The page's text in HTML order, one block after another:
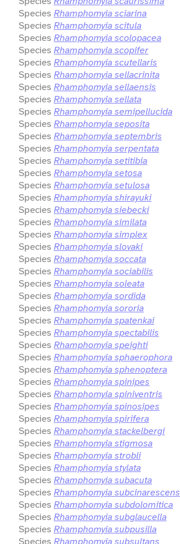
Species Rhamphomyia sciarina
Species Rhamphomyia scitula
Species Rhamphomyia scolopacea
Species Rhamphomyia scopifer
Species Rhamphomyia scutellaris
Species Rhamphomyia sellacrinita
Species Rhamphomyia sellaensis
Species Rhamphomyia sellata
Species Rhamphomyia semipellucida
Species Rhamphomyia seposita
Species Rhamphomyia septembris
Species Rhamphomyia serpentata
Species Rhamphomyia setitibia
Species Rhamphomyia setosa
Species Rhamphomyia setulosa
Species Rhamphomyia shirayuki
Species Rhamphomyia siebecki
Species Rhamphomyia similata
Species Rhamphomyia simplex
Species Rhamphomyia slovaki
Species Rhamphomyia soccata
Species Rhamphomyia sociabilis
Species Rhamphomyia soleata
Species Rhamphomyia sordida
Species Rhamphomyia sororia
Species Rhamphomyia spatenkai
Species Rhamphomyia spectabilis
Species Rhamphomyia speighti
Species Rhamphomyia sphaerophora
Species Rhamphomyia sphenoptera
Species Rhamphomyia spinipes
Species Rhamphomyia spiniventris
Species Rhamphomyia spinosipes
Species Rhamphomyia spirifera
Species Rhamphomyia stackelbergi
Species Rhamphomyia stigmosa
Species Rhamphomyia strobli
Species Rhamphomyia stylata
Species Rhamphomyia subacuta
Species Rhamphomyia subcinarescens
Species Rhamphomyia subdolomitica
Species Rhamphomyia subglaucella
Species Rhamphomyia subpusilla
Species Rhamphomyia subsultans